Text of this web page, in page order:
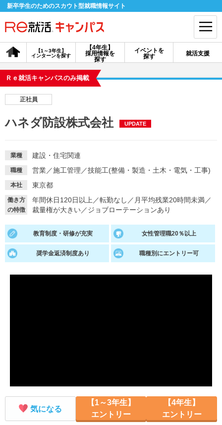
新卒学生のためのスカウト型就職情報サイト
【4年生】
採用情報を
探す
【1～3年生】
インターンを探す
イベントを
探す
就活支援
会員登録 ログイン
探す
イベントを探す
就活ノウハウ・サポート
就活支援
就活ノウハウが満載！
就活コラム
お役立ち記事・相談室など
適職診断 就活チャンネル
Ｒｅ就活キャンパスのみ掲載
正社員
ハネダ防設株式会社 UPDATE
業種 建設・住宅関連
職種 営業／施工管理 ／技能工(整備・製造・土木・電気・工事)
本社 東京都
働き方
の特徴
年間休日120日以上 ／転勤なし ／ 月平均残業20時間未満／
裁量権が大きい／ジョブローテーションあり
教育制度・研修が充実 女性管理職20％以上
奨学金返済制度あり 職種別にエントリー可
気になる
【1～3年生】
エントリー
【4年生】
エントリー